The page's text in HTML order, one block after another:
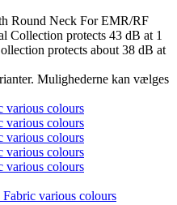
Round Neck For EMR/RF
Collection protects 43 dB at 1
protects about 38 dB at
Mulighederne kan vælges